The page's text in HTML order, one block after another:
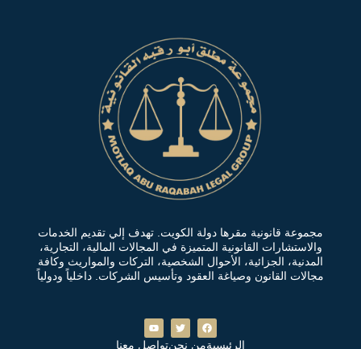
مجموعة قانونية مقرها دولة الكويت. تهدف إلي تقديم الخدمات
والاستشارات القانونية المتميزة في المجالات المالية، التجارية،
المدنية، الجزائية، الأحوال الشخصية، التركات والمواريث وكافة
مجالات القانون وصياغة العقود وتأسيس الشركات. داخلياً ودولياً
الرئيسيةمن نحنتواصل معنا